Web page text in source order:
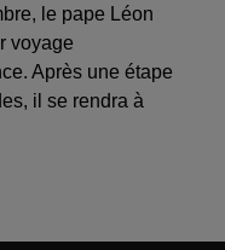
le pape Léon
voyage
Après une étape
il se rendra à